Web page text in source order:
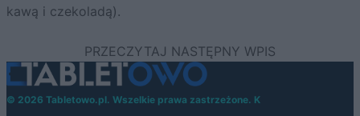
kawą i czekoladą).
© 2026 Tabletowo.pl. Wszelkie prawa zastrzeżone. K